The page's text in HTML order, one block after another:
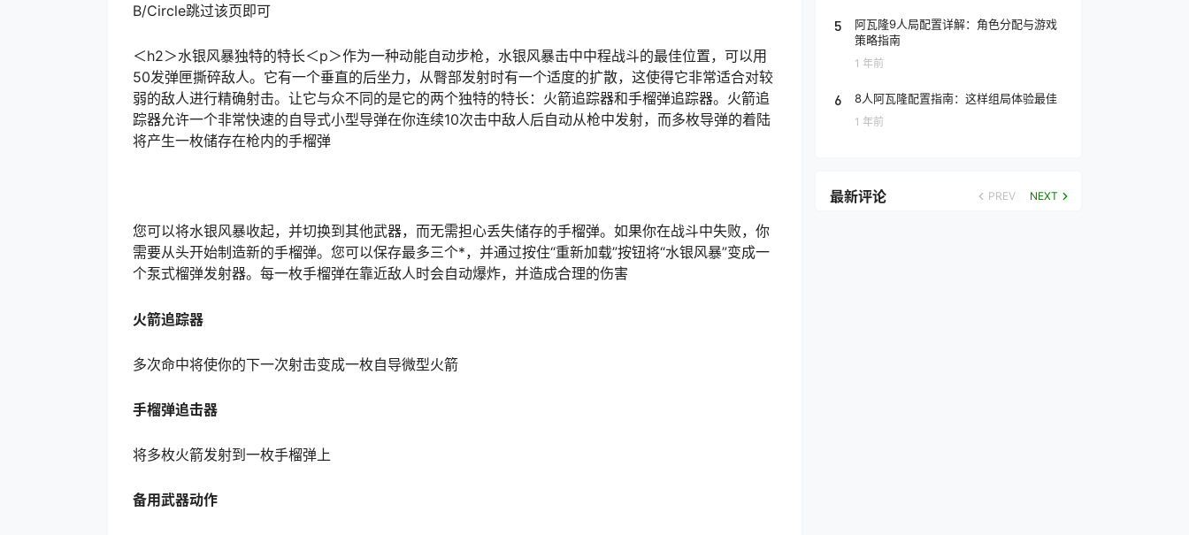
B/Circle跳过该页即可
＜h2＞水银风暴独特的特长＜p＞作为一种动能自动步枪，水银风暴击中中程战斗的最佳位置，可以用
50发弹匣撕碎敌人。它有一个垂直的后坐力，从臀部发射时有一个适度的扩散，这使得它非常适合对较
弱的敌人进行精确射击。让它与众不同的是它的两个独特的特长：火箭追踪器和手榴弹追踪器。火箭追
踪器允许一个非常快速的自导式小型导弹在你连续10次击中敌人后自动从枪中发射，而多枚导弹的着陆
将产生一枚储存在枪内的手榴弹
您可以将水银风暴收起，并切换到其他武器，而无需担心丢失储存的手榴弹。如果你在战斗中失败，你
需要从头开始制造新的手榴弹。您可以保存最多三个*，并通过按住“重新加载”按钮将“水银风暴”变成一
个泵式榴弹发射器。每一枚手榴弹在靠近敌人时会自动爆炸，并造成合理的伤害
火箭追踪器
多次命中将使你的下一次射击变成一枚自导微型火箭
手榴弹追击器
将多枚火箭发射到一枚手榴弹上
备用武器动作
5
阿瓦隆9人局配置详解：角色分配与游戏
策略指南
1 年前
6 8人阿瓦隆配置指南：这样组局体验最佳
1 年前
最新评论 PREV NEXT